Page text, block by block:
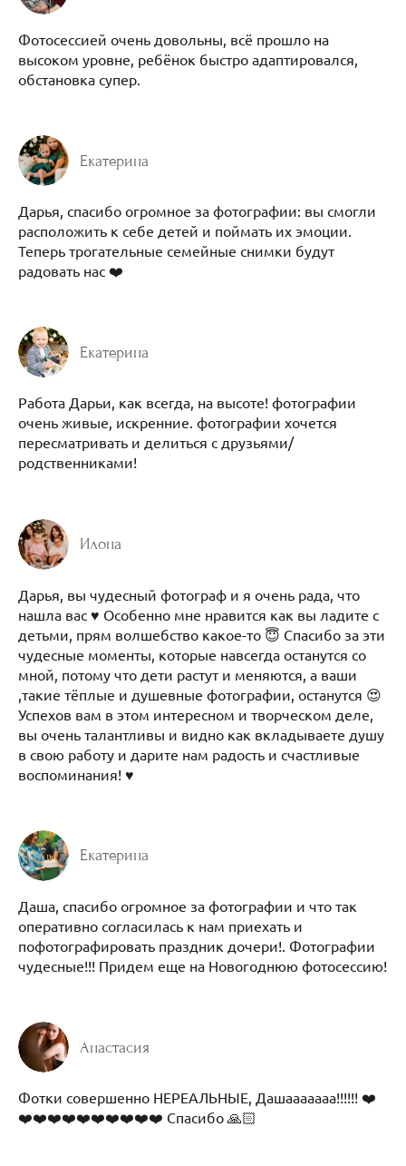
Фотосессией очень довольны, всё прошло на
высоком уровне, ребёнок быстро адаптировался,
обстановка супер.
Екатерина
Дарья, спасибо огромное за фотографии: вы смогли
расположить к себе детей и поймать их эмоции.
Теперь трогательные семейные снимки будут
радовать нас ❤️
Екатерина
Работа Дарьи, как всегда, на высоте! фотографии
очень живые, искренние. фотографии хочется
пересматривать и делиться с друзьями/
родственниками!
Илона
Дарья, вы чудесный фотограф и я очень рада, что
нашла вас ♥️ Особенно мне нравится как вы ладите с
детьми, прям волшебство какое-то 😇 Спасибо за эти
чудесные моменты, которые навсегда останутся со
мной, потому что дети растут и меняются, а ваши
,такие тёплые и душевные фотографии, останутся 😍
Успехов вам в этом интересном и творческом деле,
вы очень талантливы и видно как вкладываете душу
в свою работу и дарите нам радость и счастливые
воспоминания! ♥️
Екатерина
Даша, спасибо огромное за фотографии и что так
оперативно согласилась к нам приехать и
пофотографировать праздник дочери!. Фотографии
чудесные!!! Придем еще на Новогоднюю фотосессию!
Анастасия
Фотки совершенно НЕРЕАЛЬНЫЕ, Дашааааааа!!!!!! ❤️
❤️❤️❤️❤️❤️❤️❤️❤️❤️❤️ Спасибо 🙏🏻